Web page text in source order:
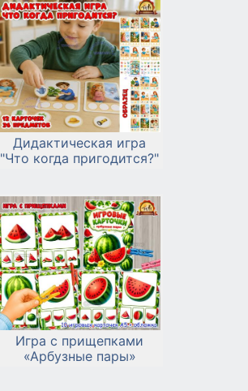
Дидактическая игра
"Что когда пригодится?"
Игра с прищепками
«Арбузные пары»